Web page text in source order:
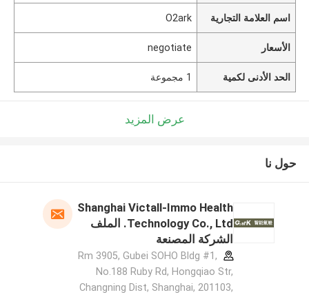
اسم العلامة التجارية O2ark
الأسعار negotiate
الحد الأدنى لكمية 1 مجموعة
عرض المزيد
حول نا
Shanghai Victall-Immo Health
Technology Co., Ltd. الملف
الشركة المصنعة
Rm 3905, Gubei SOHO Bldg #1,
No.188 Ruby Rd, Hongqiao Str,
Changning Dist, Shanghai, 201103,